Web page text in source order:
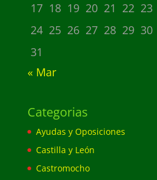
17 18 19 20 21 22 23
24 25 26 27 28 29 30
31
« Mar
Categorias
Ayudas y Oposiciones
Castilla y León
Castromocho